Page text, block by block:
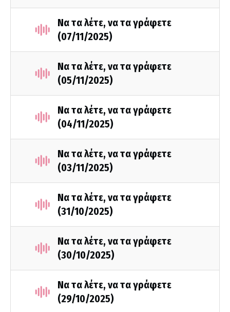
Να τα λέτε, να τα γράφετε
(07/11/2025)
Να τα λέτε, να τα γράφετε
(05/11/2025)
Να τα λέτε, να τα γράφετε
(04/11/2025)
Να τα λέτε, να τα γράφετε
(03/11/2025)
Να τα λέτε, να τα γράφετε
(31/10/2025)
Να τα λέτε, να τα γράφετε
(30/10/2025)
Να τα λέτε, να τα γράφετε
(29/10/2025)